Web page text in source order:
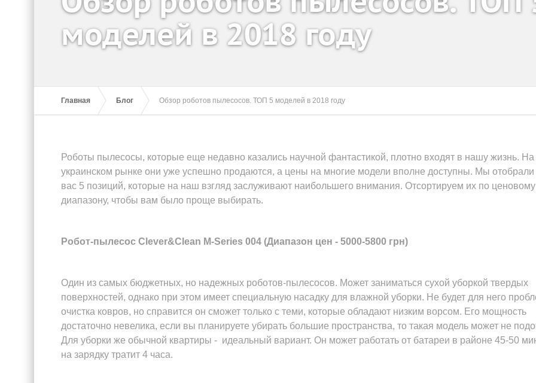
моделей в 2018 году
Главная Блог Обзор роботов пылесосов. ТОП 5 моделей в 2018 году
Роботы пылесосы, которые еще недавно казались научной фантастикой, плотно входят в нашу жизнь. На
украинском рынке они уже успешно продаются, а цены на многие модели вполне доступны. Мы отобрали
вас 5 позиций, которые на наш взгляд заслуживают наибольшего внимания. Отсортируем их по ценовому
диапазону, чтобы вам было проще выбирать.
Робот-пылесос Clever&Clean M-Series 004 (Диапазон цен - 5000-5800 грн)
Один из самых бюджетных, но надежных роботов-пылесосов. Может заниматься сухой уборкой твердых
поверхностей, однако при этом имеет специальную насадку для влажной уборки. Не будет для него
очистка ковров, но справится он сможет только с теми, которые обладают низким ворсом. Его мощность
достаточно невелика, если вы планируете убирать большие пространства, то такая модель может не
Для уборки же обычной квартиры - идеальный вариант. Он может работать от батареи в районе 45-50
на зарядку тратит 4 часа.